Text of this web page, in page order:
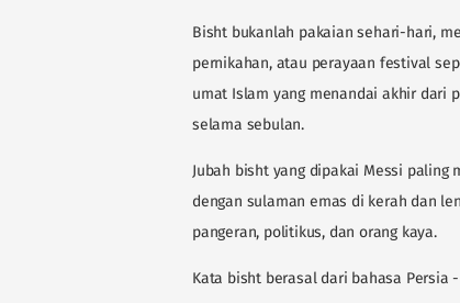
Bisht bukanlah pakaian sehari-hari,
pernikahan, atau perayaan festival
umat Islam yang menandai akhir dari
selama sebulan.
Jubah bisht yang dipakai Messi
dengan sulaman emas di kerah dan
pangeran, politikus, dan orang kaya.
Kata bisht berasal dari bahasa Persia